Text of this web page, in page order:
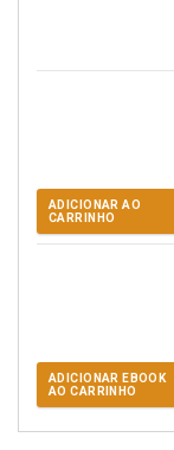
ADICIONAR AO
CARRINHO
ADICIONAR EBOOK
AO CARRINHO